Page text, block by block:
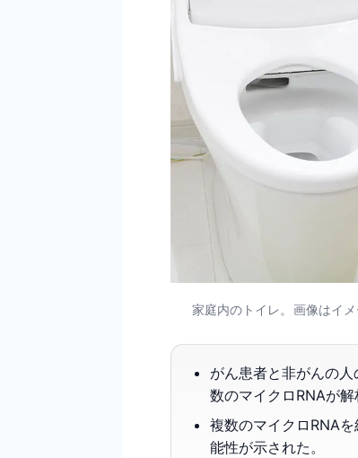
家庭内のトイレ。画像はイ
がん患者と非がんの
数のマイクロRNAが解
複数のマイクロRNA
能性が示された。